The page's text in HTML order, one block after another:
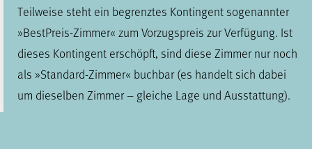
Teilweise steht ein begrenztes Kontingent sogenannter
»BestPreis-Zimmer« zum Vorzugspreis zur Verfügung. Ist
dieses Kontingent erschöpft, sind diese Zimmer nur noch
als »Standard-Zimmer« buchbar (es handelt sich dabei
um dieselben Zimmer – gleiche Lage und Ausstattung).